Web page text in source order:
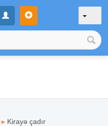
▸ Kirayə çadır